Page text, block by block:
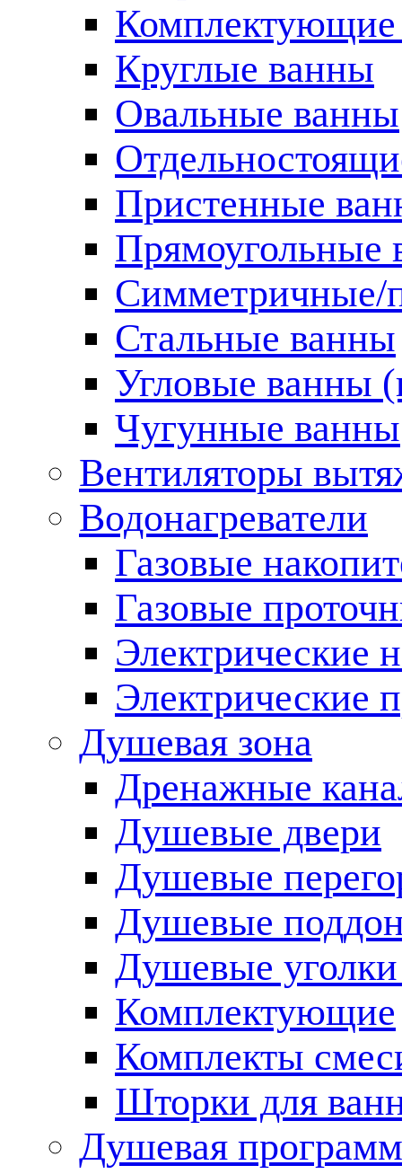
Комплектующие
Круглые ванны
Овальные ванны
Пристенные
Прямоугольные
Симметричные/
Стальные ванны
Угловые ванны
Чугунные ванны
Вентиляторы
Водонагреватели
Газовые
Газовые
Электрические
Электрические
Душевая зона
Дренажные
Душевые двери
Душевые
Душевые
Душевые
Комплектующие
Комплекты
Шторки для
Душевая